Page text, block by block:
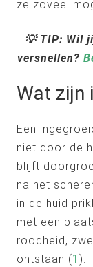
ze zoveel
💡 TIP: Wil
versnellen?
Wat zijn
Een
niet door de
blijft
na het
in de huid
met een
roodheid,
ontstaan (1 ).